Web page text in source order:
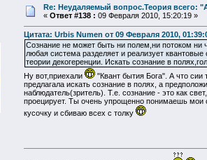
Re: Неудаляемый вопрос.Теория всего:
« Ответ #138 : 09 Февраля 2010, 15:20:19 »
Цитата: Urbis Numen от 09 Февраля 2010,
Сознание не может быть ни полем,ни потоком
любая система разделяет и реализует
теории декогеренции. Искать сознание в
Ну вот,приехали
"Квант бытия Бога". А что сии
предлагала искать сознание в полях, а
наблюдатель(зритель). Т.е. сознание - это как
проецирует. Ты очень упрощенно понимаешь мои
кусочку и сбиваю всех с толку